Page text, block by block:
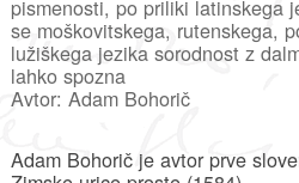
pismenosti, po priliki latinskega
se moškovitskega, rutenskega,
lužiškega jezika sorodnost z
lahko spozna
Avtor: Adam Bohorič
Adam Bohorič je avtor prve